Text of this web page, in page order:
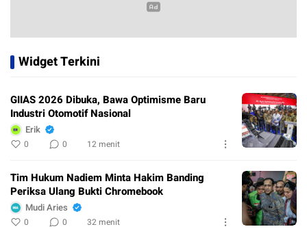
Widget Terkini
GIIAS 2026 Dibuka, Bawa Optimisme Baru
Industri Otomotif Nasional
Erik
0 0 12 menit
Tim Hukum Nadiem Minta Hakim Banding
Periksa Ulang Bukti Chromebook
Mudi Aries
0 0 32 menit